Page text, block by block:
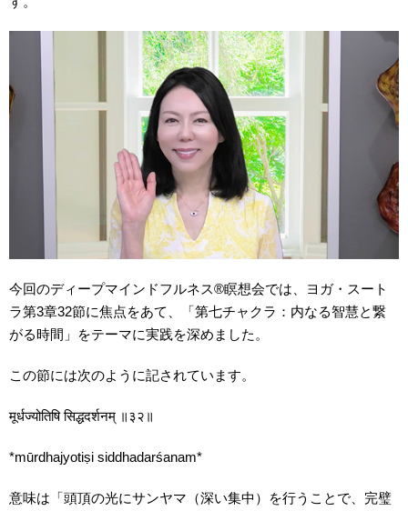
今回のディープマインドフルネス®︎瞑想会では、ヨガ・スート
ラ第3章32節に焦点をあて、「第七チャクラ：内なる智慧と繋
がる時間」をテーマに実践を深めました。
この節には次のように記されています。
मूर्धज्योतिषि सिद्धदर्शनम् ॥३२॥
*mūrdhajyotiṣi siddhadarśanam*
意味は「頭頂の光にサンヤマ（深い集中）を行うことで、完璧